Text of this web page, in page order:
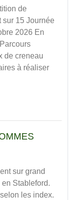
de
sur 15 Journée
2026 En
de creneau
à réaliser
sur grand
Stableford.
les index.